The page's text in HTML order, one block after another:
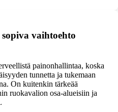
vaihtoehto
painonhallintaa, koska
tunnetta ja tukemaan
On kuitenkin tärkeää
ruokavalion osa-alueisiin ja